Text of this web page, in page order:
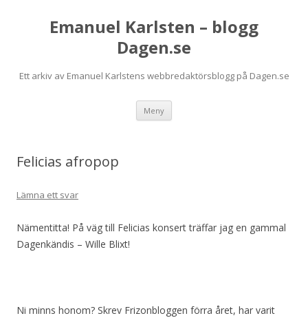
Emanuel Karlsten – blogg
Dagen.se
Ett arkiv av Emanuel Karlstens webbredaktörsblogg på Dagen.se
Meny
Felicias afropop
Lämna ett svar
Nämentitta! På väg till Felicias konsert träffar jag en gammal
Dagenkändis – Wille Blixt!
Ni minns honom? Skrev Frizonbloggen förra året, har varit